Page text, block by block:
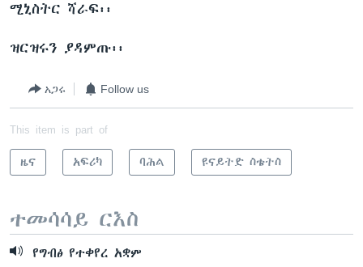
ሚኒስትር ሻራፍ፡፡
ዝርዝሩን ያዳምጡ፡፡
አጋሩ Follow us
This item is part of
ዜና አፍሪካ ባሕል ዩናይትድ ስቴትስ
ተመሳሳይ ርእስ
የግብፅ የተቀየረ አቋም